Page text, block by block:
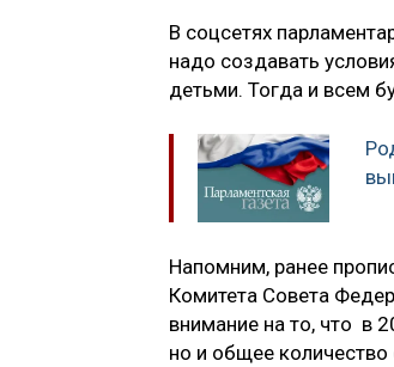
В соцсетях
надо создавать
детьми. Тогда и всем
Напомним, ранее
Комитета Совета
внимание на то, что в
но и общее